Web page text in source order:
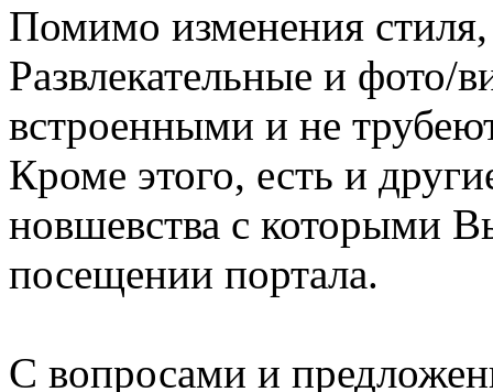
Помимо изменения
Развлекательные и фото/
встроенными и не
Кроме этого, есть и
новшевства с которыми
посещении портала.
С вопросами и